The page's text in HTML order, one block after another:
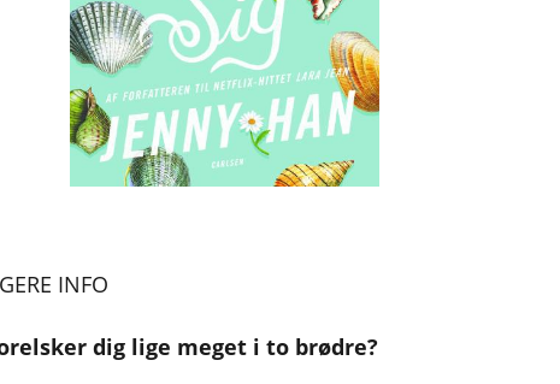
INFO
dig lige meget i to brødre?